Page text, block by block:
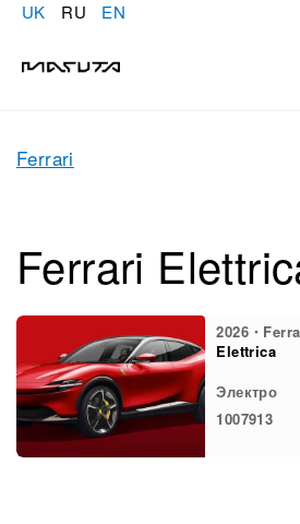
UK RU EN
Ferrari
Ferrari
2026・
Elettrica
Электро
1007913